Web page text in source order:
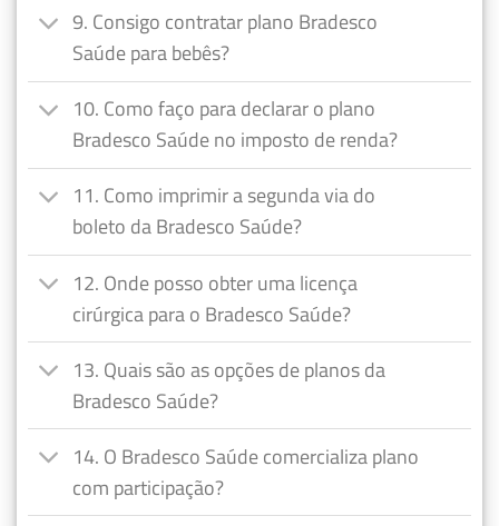
9. Consigo contratar plano Bradesco
Saúde para bebês?
10. Como faço para declarar o plano
Bradesco Saúde no imposto de renda?
11. Como imprimir a segunda via do
boleto da Bradesco Saúde?
12. Onde posso obter uma licença
cirúrgica para o Bradesco Saúde?
13. Quais são as opções de planos da
Bradesco Saúde?
14. O Bradesco Saúde comercializa plano
com participação?